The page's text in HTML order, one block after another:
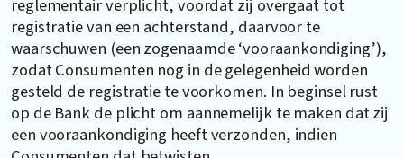
reglementair verplicht, voordat zij overgaat tot
registratie van een achterstand, daarvoor te
waarschuwen (een zogenaamde ‘vooraankondiging’),
zodat Consumenten nog in de gelegenheid worden
gesteld de registratie te voorkomen. In beginsel rust
op de Bank de plicht om aannemelijk te maken dat zij
een vooraankondiging heeft verzonden, indien